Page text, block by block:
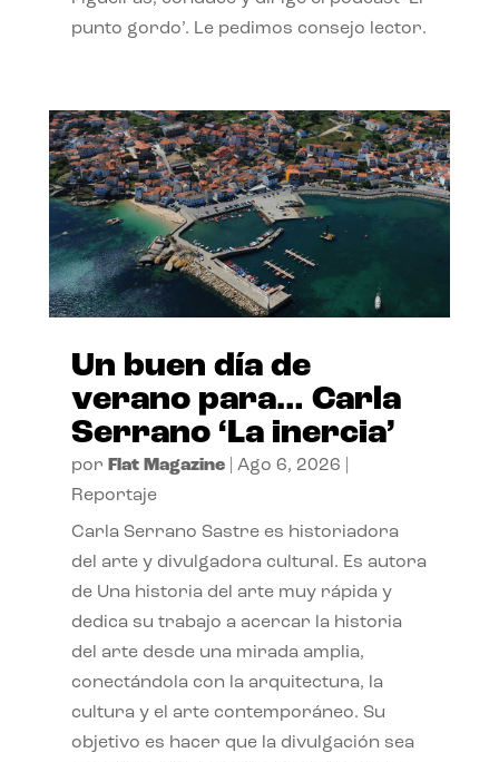
punto gordo’. Le pedimos consejo lector.
Un buen día de
verano para… Carla
Serrano ‘La inercia’
por Flat Magazine| Ago 6, 2026
Reportaje
Carla Serrano Sastre es historiadora
del arte y divulgadora cultural. Es autora
de Una historia del arte muy rápida y
dedica su trabajo a acercar la historia
del arte desde una mirada amplia,
conectándola con la arquitectura, la
cultura y el arte contemporáneo. Su
objetivo es hacer que la divulgación sea